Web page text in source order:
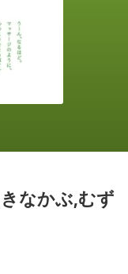
なかぶ,むず